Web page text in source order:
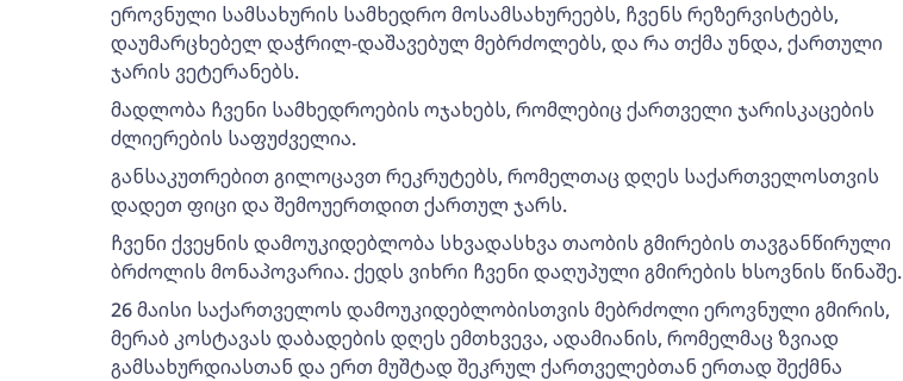
ეროვნული სამსახურის სამხედრო მოსამსახურეებს, ჩვენს რეზერვისტებს,
დაუმარცხებელ დაჭრილ-დაშავებულ მებრძოლებს, და რა თქმა უნდა, ქართული
ჯარის ვეტერანებს.
მადლობა ჩვენი სამხედროების ოჯახებს, რომლებიც ქართველი ჯარისკაცების
ძლიერების საფუძველია.
განსაკუთრებით გილოცავთ რეკრუტებს, რომელთაც დღეს საქართველოსთვის
დადეთ ფიცი და შემოუერთდით ქართულ ჯარს.
ჩვენი ქვეყნის დამოუკიდებლობა სხვადასხვა თაობის გმირების თავგანწირული
ბრძოლის მონაპოვარია. ქედს ვიხრი ჩვენი დაღუპული გმირების ხსოვნის წინაშე.
26 მაისი საქართველოს დამოუკიდებლობისთვის მებრძოლი ეროვნული გმირის,
მერაბ კოსტავას დაბადების დღეს ემთხვევა, ადამიანის, რომელმაც ზვიად
გამსახურდიასთან და ერთ მუშტად შეკრულ ქართველებთან ერთად შექმნა